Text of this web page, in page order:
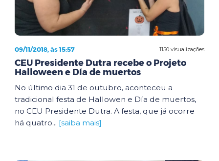
1150 visualizações
09/11/2018, às 15:57
CEU Presidente Dutra recebe o Projeto
Halloween e Día de muertos
No último dia 31 de outubro, aconteceu a
tradicional festa de Hallowen e Día de muertos,
no CEU Presidente Dutra. A festa, que já ocorre
há quatro... [saiba mais]